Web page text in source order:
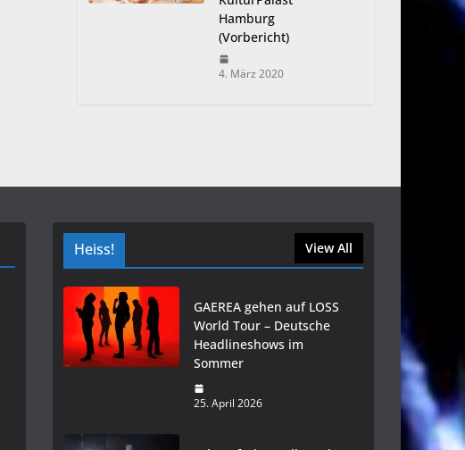
Hamburg
(Vorbericht)
4. März 2020
Heiss! View All
GAEREA gehen auf LOSS
World Tour – Deutsche
Headlineshows im
Sommer
25. April 2026